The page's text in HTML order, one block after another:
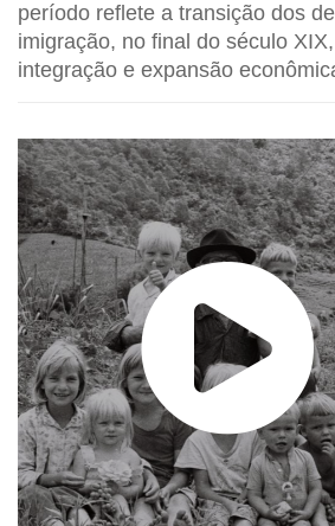
período reflete a transição dos
imigração, no final do século
integração e expansão